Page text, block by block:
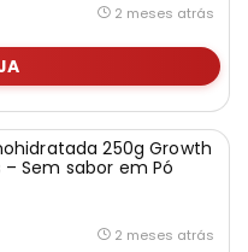
2 meses atrás
250g Growth
Sem sabor em Pó
2 meses atrás